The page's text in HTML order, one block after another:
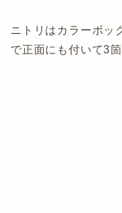
ニトリはカラーボッ
で正面にも付いて3箇